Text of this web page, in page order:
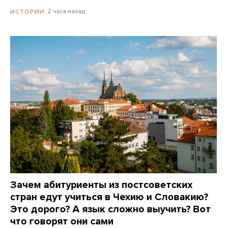
ИСТОРИИ 2 часа назад
Зачем абитуриенты из постсоветских
стран едут учиться в Чехию и Словакию?
Это дорого? А язык сложно выучить? Вот
что говорят они сами